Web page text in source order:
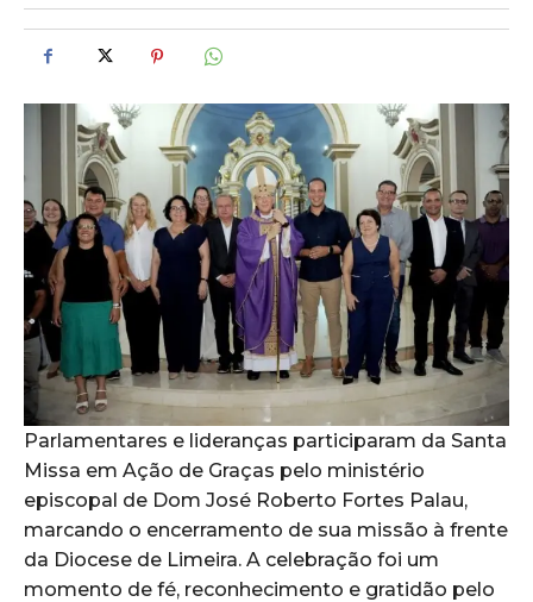
Parlamentares e lideranças participaram da Santa
Missa em Ação de Graças pelo ministério
episcopal de Dom José Roberto Fortes Palau,
marcando o encerramento de sua missão à frente
da Diocese de Limeira. A celebração foi um
momento de fé, reconhecimento e gratidão pelo